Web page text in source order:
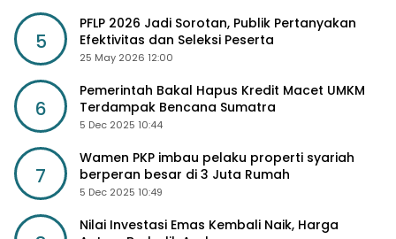
5
PFLP 2026 Jadi Sorotan, Publik Pertanyakan
Efektivitas dan Seleksi Peserta
25 May 2026 12:00
6
Pemerintah Bakal Hapus Kredit Macet UMKM
Terdampak Bencana Sumatra
5 Dec 2025 10:44
7
Wamen PKP imbau pelaku properti syariah
berperan besar di 3 Juta Rumah
5 Dec 2025 10:49
Nilai Investasi Emas Kembali Naik, Harga